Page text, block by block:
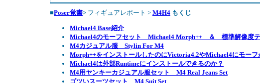
■Poser覚書> フィギュアレポート > M4H4 もくじ
Michael4 Base紹介
Michael4のモーフセット Michael4 Morph++ ＆ 標準解像度
M4カジュアル服 Stylin For M4
Morph++をインストールしたのにVictoria4.2やMichael4にモーフ
Michael4は外部Runtimeにインストールできるのか？
M4用ヤンキーカジュアル服セット M4 Real Jeans Set
ゴツいスーツセット M4 Suit Set